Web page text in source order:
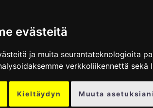
evästeitä
ja muita seurantateknologioita
verkkoliikennettä
Kieltäydyn Muuta asetuksiani